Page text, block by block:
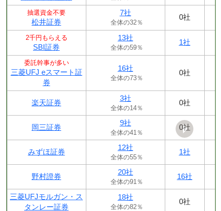
抽選資金不要
松井証券
7社
全体の32％
0社
2千円もらえる
SBI証券
13社
全体の59％
1社
委託幹事が多い
三菱UFJ eスマート証
券
16社
全体の73％
0社
楽天証券
3社
全体の14％
0社
岡三証券
9社
全体の41％
0社
みずほ証券
12社
全体の55％
1社
野村證券
20社
全体の91％
16社
三菱UFJモルガン・ス
タンレー証券
18社
全体の82％
0社